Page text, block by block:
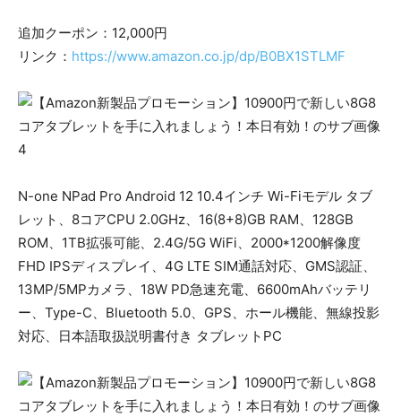
追加クーポン：12,000円
リンク： https://www.amazon.co.jp/dp/B0BX1STLMF
N-one NPad Pro Android 12 10.4インチ Wi-Fiモデル タブ
レット、8コアCPU 2.0GHz、16(8+8)GB RAM、128GB
ROM、1TB拡張可能、2.4G/5G WiFi、2000*1200解像度
FHD IPSディスプレイ、4G LTE SIM通話対応、GMS認証、
13MP/5MPカメラ、18W PD急速充電、6600mAhバッテリ
ー、Type-C、Bluetooth 5.0、GPS、ホール機能、無線投影
対応、日本語取扱説明書付き タブレットPC